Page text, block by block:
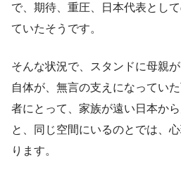
で、期待、重圧、日本代表とし
ていたそうです。
そんな状況で、スタンドに母親
自体が、無言の支えになってい
者にとって、家族が遠い日本か
と、同じ空間にいるのとでは、
ります。